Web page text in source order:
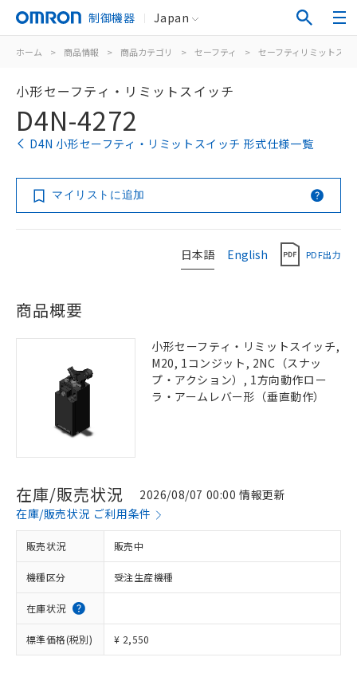
制御機器 Japan
ホーム > 商品情報 > 商品カテゴリ > セーフティ > セーフティリミットスイ
小形セーフティ・リミットスイッチ
D4N-4272
D4N 小形セーフティ・リミットスイッチ 形式仕様一覧
マイリストに追加
日本語 English PDF出力
商品概要
小形セーフティ・リミットスイッチ,
M20, 1コンジット, 2NC（スナッ
プ・アクション）, 1方向動作ロー
ラ・アームレバー形（垂直動作）
在庫/販売状況
2026/08/07 00:00 情報更新
在庫/販売状況 ご利用条件
販売状況 販売中
機種区分 受注生産機種
在庫状況
標準価格(税別) ¥ 2,550